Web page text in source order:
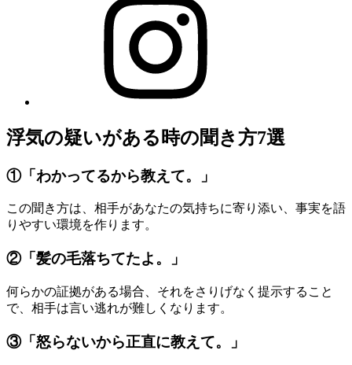
浮気の疑いがある時の聞き方7選
①「わかってるから教えて。」
この聞き方は、相手があなたの気持ちに寄り添い、事実を語
りやすい環境を作ります。
②「髪の毛落ちてたよ。」
何らかの証拠がある場合、それをさりげなく提示すること
で、相手は言い逃れが難しくなります。
③「怒らないから正直に教えて。」